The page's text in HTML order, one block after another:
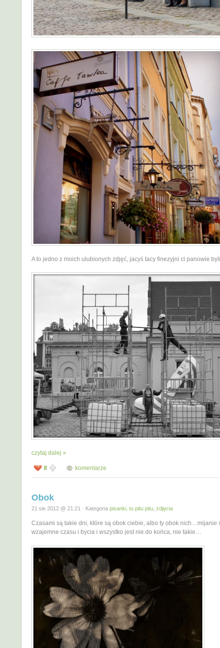
A to jedno z moich ulubionych zdjęć, jacyś tacy finezyjni ci panowie
czytaj dalej »
8 komentarze
Obok
21 sie 2012 @ 21:21 · Kategoria pisanki, tu pitu pitu zdjęcia
Czasami są takie dni, które są obok ciebie, albo ty obok nich…mijanie
wzajemne czasu i bycia i wszystko jest nie do końca, nie takie…